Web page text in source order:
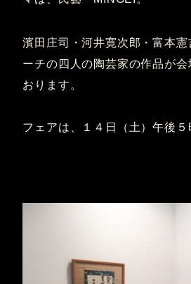
濱田庄司・河井寛次郎・富本憲
ーチの四人の陶芸家の作品が会
おります。
フェアは、１４日（土）午後５